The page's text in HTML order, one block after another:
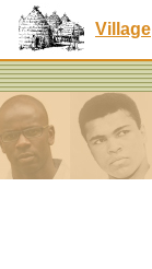
Village